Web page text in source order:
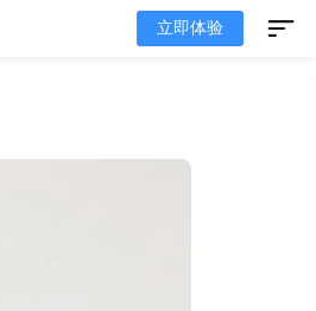
立即体验